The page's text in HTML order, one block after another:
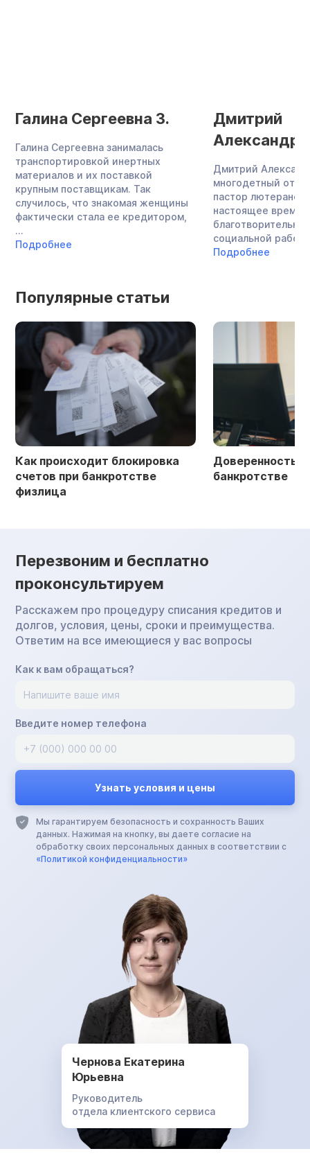
Галина Сергеевна З.
Галина Сергеевна занималась
транспортировкой инертных
материалов и их поставкой
крупным поставщикам. Так
случилось, что знакомая женщины
фактически стала ее кредитором,
...
Подробнее
Дмитрий
Дмитрий
многодетный
пастор
настоящее время
социальной
Подробнее
Популярные статьи
Как происходит блокировка
счетов при банкротстве
физлица
Доверенность
банкротстве
Перезвоним и бесплатно
проконсультируем
Расскажем про процедуру списания кредитов и
долгов, условия, цены, сроки и преимущества.
Ответим на все имеющиеся у вас вопросы
Как к вам обращаться?
Введите номер телефона
Мы гарантируем безопасность и сохранность Ваших
данных. Нажимая на кнопку, вы даете согласие на
обработку своих персональных данных в соответствии с
«Политикой конфиденциальности»
Чернова Екатерина
Юрьевна
Руководитель
отдела клиентского сервиса